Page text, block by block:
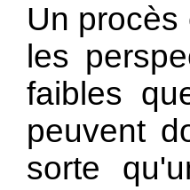
Un
les
faibles
peuvent
sorte